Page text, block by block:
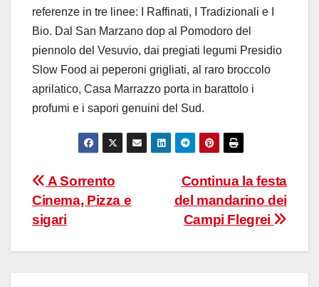
referenze in tre linee: I Raffinati, I Tradizionali e I
Bio. Dal San Marzano dop al Pomodoro del
piennolo del Vesuvio, dai pregiati legumi Presidio
Slow Food ai peperoni grigliati, al raro broccolo
aprilatico, Casa Marrazzo porta in barattolo i
profumi e i sapori genuini del Sud.
Navigazione
articoli
Continua la festa
del mandarino dei
Campi Flegrei
A Sorrento
Cinema, Pizza e
sigari